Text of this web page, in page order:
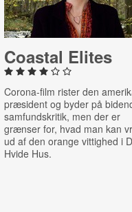
Coastal Elites
Corona-film rister den
præsident og byder på
samfundskritik, men der er
grænser for, hvad man kan
ud af den orange vittighed i
Hvide Hus.